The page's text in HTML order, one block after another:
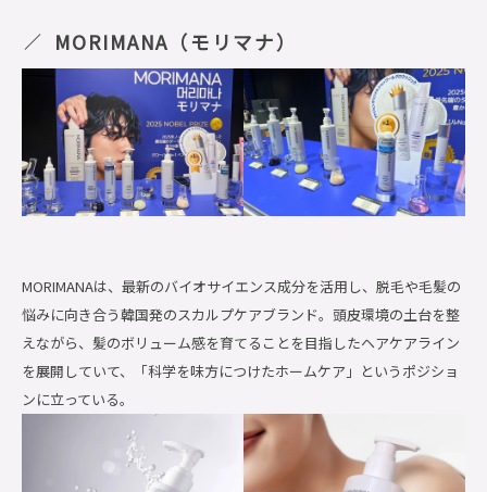
MORIMANA（モリマナ）
MORIMANAは、最新のバイオサイエンス成分を活用し、脱毛や毛髪の
悩みに向き合う韓国発のスカルプケアブランド。頭皮環境の土台を整
えながら、髪のボリューム感を育てることを目指したヘアケアライン
を展開していて、「科学を味方につけたホームケア」というポジショ
ンに立っている。